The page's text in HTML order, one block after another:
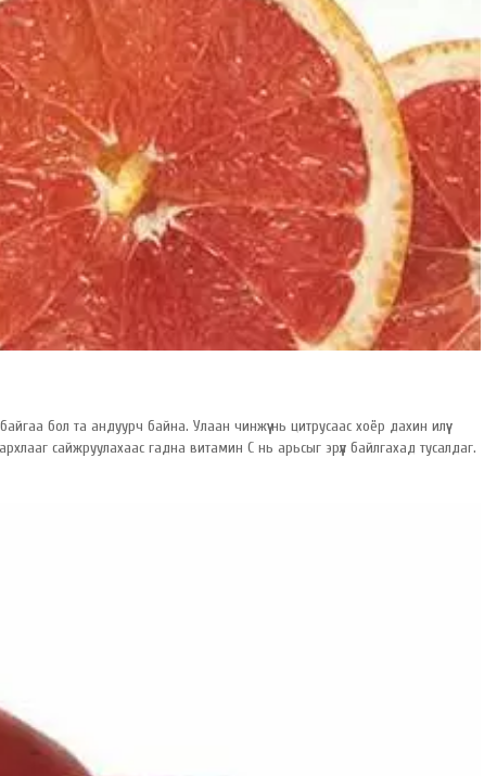
бол та андуурч байна. Улаан чинжүү нь цитрусаас хоёр дахин илүү
сайжруулахаас гадна витамин C нь арьсыг эрүүл байлгахад тусалдаг.